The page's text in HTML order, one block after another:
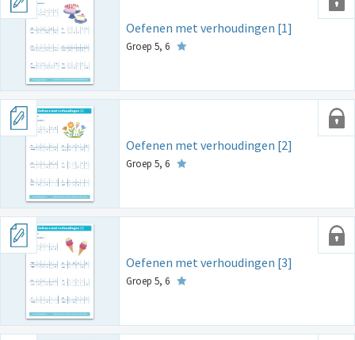
Oefenen met verhoudingen [1]
Groep 5, 6
Oefenen met verhoudingen [2]
Groep 5, 6
Oefenen met verhoudingen [3]
Groep 5, 6